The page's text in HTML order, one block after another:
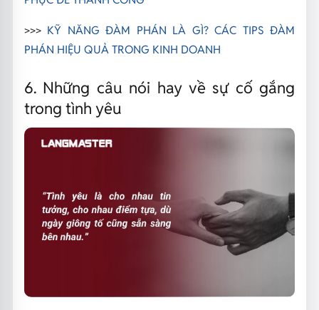
>>> KỸ NĂNG ĐÀM PHÁN LÀ GÌ? CÁC TIPS ĐÀM
PHÁN HIỆU QUẢ TRONG KINH DOANH
6. Những câu nói hay về sự cố gắng
trong tình yêu